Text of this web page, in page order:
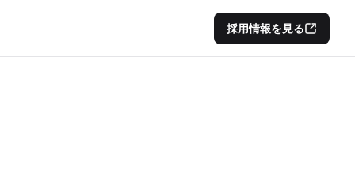
採用情報を見る
採用情報を見る